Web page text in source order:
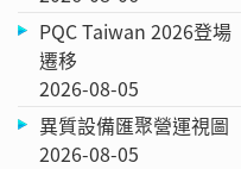
PQC Taiwan 2026登
遷移
2026-08-05
異質設備匯聚營運視
2026-08-05